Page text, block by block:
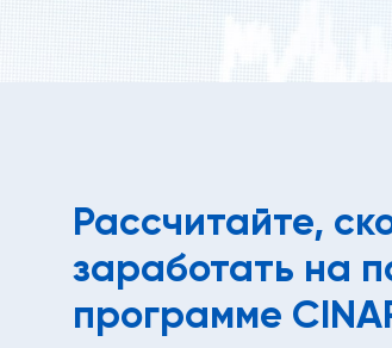
Рассчитайте,
заработать на
программе